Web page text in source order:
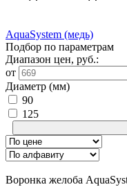
AquaSystem (медь)
Подбор по параметрам
Диапазон цен, руб.:
от
Диаметр (мм)
90
125
Воронка желоба